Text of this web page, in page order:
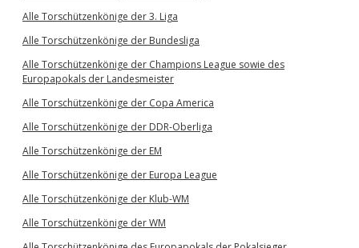
Alle Torschützenkönige der 3. Liga
Alle Torschützenkönige der Bundesliga
Alle Torschützenkönige der Champions League sowie des
Europapokals der Landesmeister
Alle Torschützenkönige der Copa America
Alle Torschützenkönige der DDR-Oberliga
Alle Torschützenkönige der EM
Alle Torschützenkönige der Europa League
Alle Torschützenkönige der Klub-WM
Alle Torschützenkönige der WM